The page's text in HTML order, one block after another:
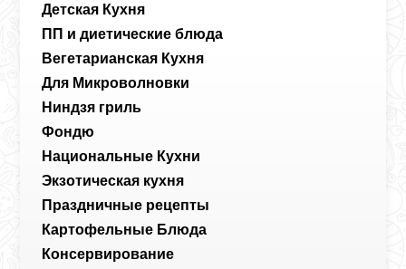
Детская Кухня
ПП и диетические блюда
Вегетарианская Кухня
Для Микроволновки
Ниндзя гриль
Фондю
Национальные Кухни
Экзотическая кухня
Праздничные рецепты
Картофельные Блюда
Консервирование